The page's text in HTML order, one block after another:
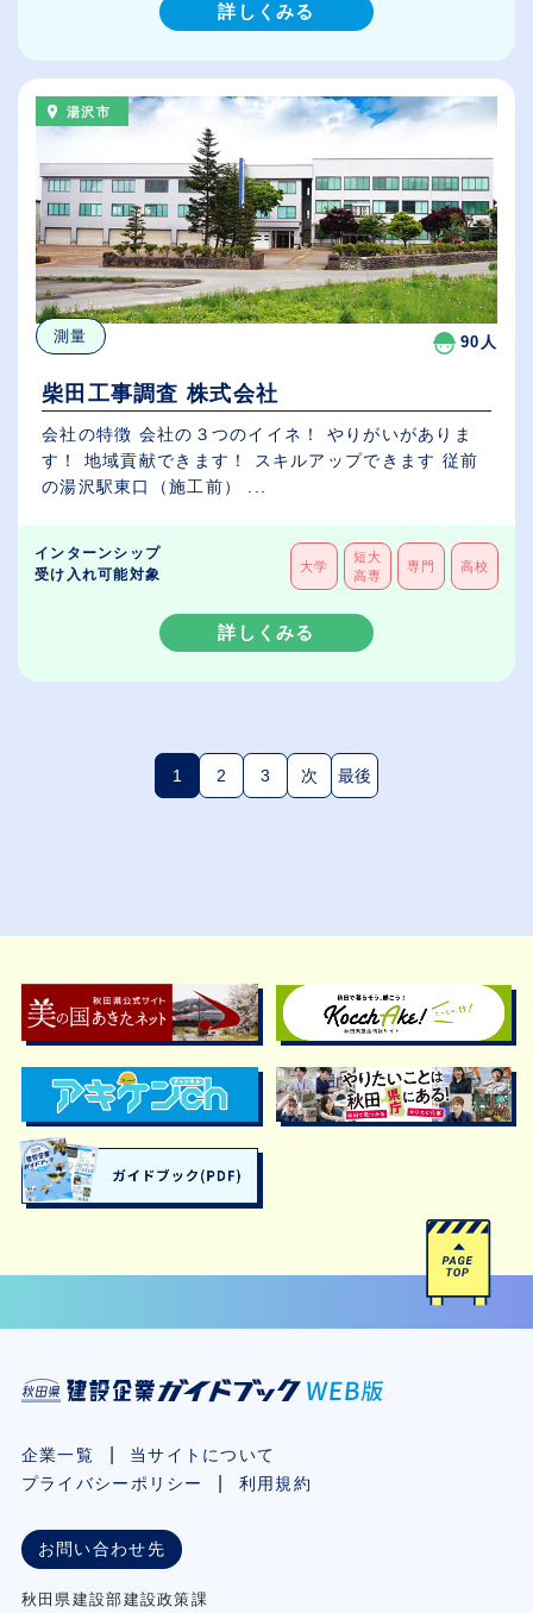
詳しくみる
湯沢市
測量 90人
柴田工事調査 株式会社
会社の特徴 会社の３つのイイネ！ やりがいがありま
す！ 地域貢献できます！ スキルアップできます 従前
の湯沢駅東口（施工前） ...
インターンシップ
受け入れ可能対象
大学
短大
高専
専門 高校
詳しくみる
1(現在のページ)
2 3 次 最後
企業一覧
当サイトについて
プライバシーポリシー
利用規約
お問い合わせ先
秋⽥県建設部建設政策課